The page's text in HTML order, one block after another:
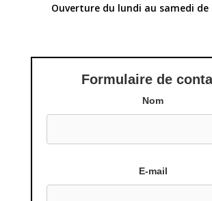
Ouverture du lundi au samedi de
Formulaire de
Nom
E-mail